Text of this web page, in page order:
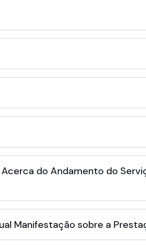
do Andamento do
Manifestação sobre a